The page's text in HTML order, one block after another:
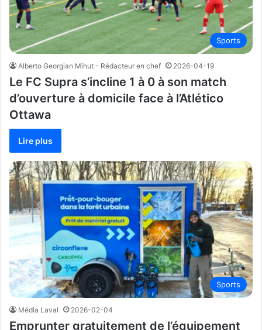
Sports
Alberto Georgian Mihut - Rédacteur en chef 2026-04-19
Le FC Supra s’incline 1 à 0 à son match
d’ouverture à domicile face à l’Atlético
Ottawa
Lire plus
Sports
Média Laval 2026-02-04
Emprunter gratuitement de l’équipement